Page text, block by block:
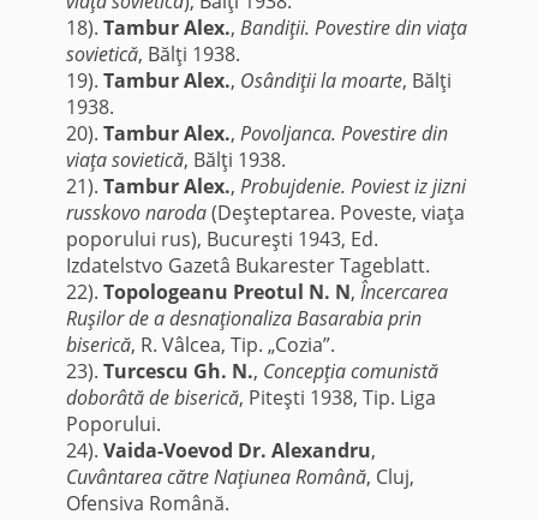
18). Tambur Alex., Bandiţii. Povestire din viaţa
sovietică, Bălţi 1938.
19). Tambur Alex., Osândiţii la moarte, Bălţi
1938.
20). Tambur Alex., Povoljanca. Povestire din
viaţa sovietică, Bălţi 1938.
21). Tambur Alex., Probujdenie. Poviest iz jizni
russkovo naroda(Deşteptarea. Poveste, viaţa
poporului rus), Bucureşti 1943, Ed.
Izdatelstvo Gazetâ Bukarester Tageblatt.
22). Topologeanu Preotul N. N, Încercarea
Ruşilor de a desnaţionaliza Basarabia prin
biserică, R. Vâlcea, Tip. „Cozia”.
23). Turcescu Gh. N., Concepţia comunistă
doborâtă de biserică, Piteşti 1938, Tip. Liga
Poporului.
24). Vaida-Voevod Dr. Alexandru,
Cuvântarea către Naţiunea Română, Cluj,
Ofensiva Română.